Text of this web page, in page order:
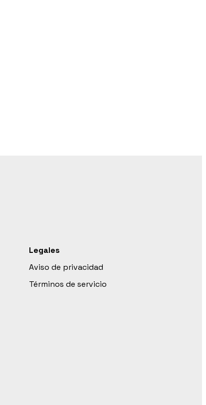
Legales
Aviso de privacidad
Términos de servicio